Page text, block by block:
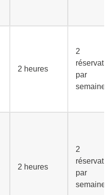
2 heures
2
par
semaine
2 heures
2
par
semaine